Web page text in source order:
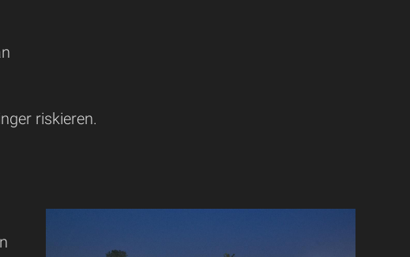
riskieren.